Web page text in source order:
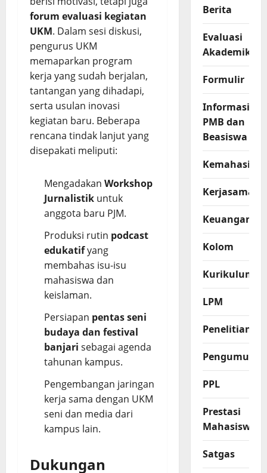
forum evaluasi kegiatan
UKM. Dalam sesi diskusi,
pengurus UKM
memaparkan program
kerja yang sudah berjalan,
tantangan yang dihadapi,
serta usulan inovasi
kegiatan baru. Beberapa
rencana tindak lanjut yang
disepakati meliputi:
Mengadakan Workshop
Jurnalistik untuk
anggota baru PJM.
Produksi rutin podcast
edukatifyang
membahas isu-isu
mahasiswa dan
keislaman.
Persiapan pentas seni
budaya dan festival
banjari sebagai agenda
tahunan kampus.
Pengembangan jaringan
kerja sama dengan UKM
seni dan media dari
kampus lain.
Dukungan
Berita
Evaluasi
Akademik
Formulir
Informasi
PMB dan
Beasiswa
Kerjasama
Keuangan
Kolom
Kurikulum
LPM
Penelitian
PPL
Prestasi
Mahasiswa
Satgas